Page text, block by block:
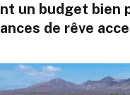
un budget bien
de rêve